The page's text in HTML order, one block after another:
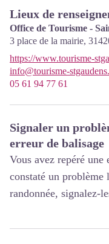
Lieux de
Office de Tourisme -
3 place de la mairie,
https://www.tourisme-
info@tourisme-
05 61 94 77 61
Signaler un
erreur de balisage
Vous avez repéré une
constaté un problème
randonnée, signalez-